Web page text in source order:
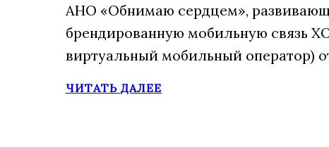
АНО «Обнимаю сердцем»,
брендированную мобильную связь
виртуальный мобильный оператор)
ЧИТАТЬ ДАЛЕЕ